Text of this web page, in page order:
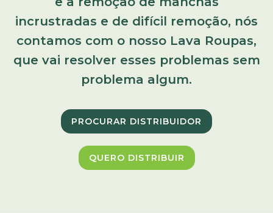
incrustradas e de difícil remoção, nós
contamos com o nosso Lava Roupas,
que vai resolver esses problemas sem
problema algum.
PROCURAR DISTRIBUIDOR
QUERO DISTRIBUIR